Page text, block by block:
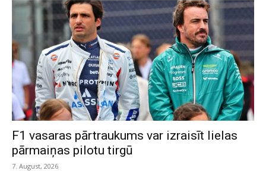
F1 vasaras pārtraukums var izraisīt lielas
pārmaiņas pilotu tirgū
7. August, 2026